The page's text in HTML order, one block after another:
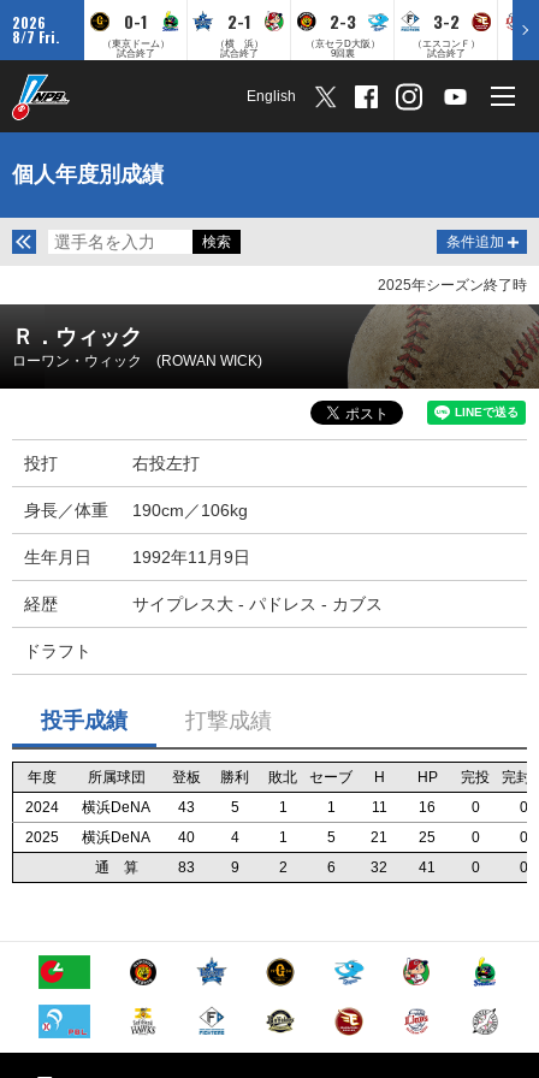
2026
8/7 Fri.
0-1
（東京ドーム）
試合終了
2-1
（横 浜）
試合終了
2-3
（京セラD大阪）
9回裏
3-2
（エスコンＦ）
試合終了
English
個人年度別成績
条件追加
2025年シーズン終了時
Ｒ．ウィック
ローワン・ウィック (ROWAN WICK)
投打 右投左打
身長／体重 190cm／106kg
生年月日 1992年11月9日
経歴 サイプレス大 - パドレス - カブス
ドラフト
投手成績 打撃成績
年度 所属球団 登板 勝利 敗北 セーブ H HP 完投
完封
2024
横浜DeNA 43 5 1 1 11 16 0
0
2025
横浜DeNA 40 4 1 5 21 25 0
0
通 算
83 9 2 6 32 41 0 0
年度 所属球団 登板 勝利 敗北 セーブ H HP 完投
完封
2024
横浜DeNA 43 5 1 1 11 16 0
0
2025
横浜DeNA 40 4 1 5 21 25 0
0
通 算
83 9 2 6 32 41 0 0
年度 所属球団 登板 勝利 敗北 セーブ H HP 完投
完封
2024
横浜DeNA 43 5 1 1 11 16 0
0
2025
横浜DeNA 40 4 1 5 21 25 0
0
通 算
83 9 2 6 32 41 0 0
年度 所属球団 登板 勝利 敗北 セーブ H HP 完投
完封
2024
横浜DeNA 43 5 1 1 11 16 0
0
2025
横浜DeNA 40 4 1 5 21 25 0
0
通 算
83 9 2 6 32 41 0 0